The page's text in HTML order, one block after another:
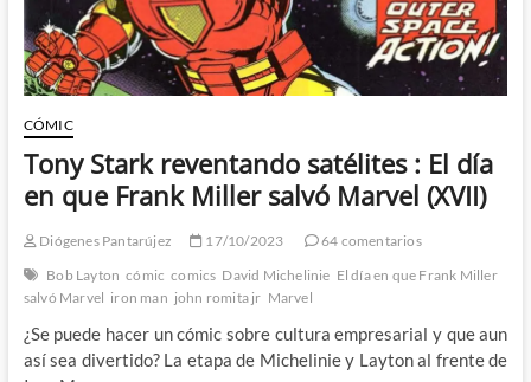
Miller
salvó
Marvel
(XXV)
CÓMIC
Tony Stark reventando satélites : El día
en que Frank Miller salvó Marvel (XVII)
Diógenes Pantarújez 17/10/2023
64 comentarios
Bob Layton cómic comics David Michelinie El día en que Frank Miller
salvó Marvel iron man john romita jr Marvel
¿Se puede hacer un cómic sobre cultura empresarial y que aun
así sea divertido? La etapa de Michelinie y Layton al frente de